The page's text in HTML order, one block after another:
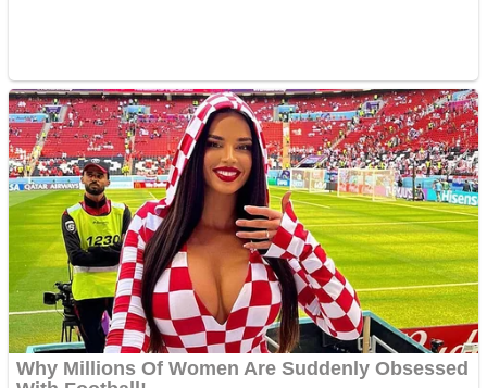
Aplică acum pentru toate
tipurile de împrumuturi
și obține bani urgent!
Curatare canapele
Bucuresti. Curatare
profesionala